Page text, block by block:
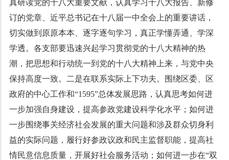
真研读党的十八大重要文献，认真学习十八大报告、新修
订的党章、近平总书记在十八届一中全会上的重要讲话，
切实做到原原本本、逐字逐句学习，真正学懂弄通、学深
学透。各支部要迅速兴起学习贯彻党的十八大精神的热
潮，把思想和行动统一到党的十八大精神上来，与党中央
保持高度一致。二是在联系实际上下功夫。围绕区委、区
政府的中心工作和“1595”总体发展思路，认真思考如何进
一步加强自身建设，提高参政党建设科学化水平；如何进
一步围绕事关经济社会发展的重大问题和涉及群众切身利
益的实际问题，履行好参政议政和民主监督职能，提高社
情民意信息质量，开展好社会服务活动；如何进一步在“双